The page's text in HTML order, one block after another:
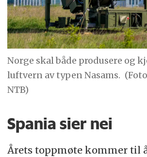
Norge skal både produsere og
luftvern av typen Nasams.
NTB)
Spania sier nei
Årets toppmøte kommer til